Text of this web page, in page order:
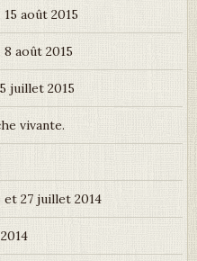
août 2015
août 2015
juillet 2015
vivante.
et 27 juillet 2014